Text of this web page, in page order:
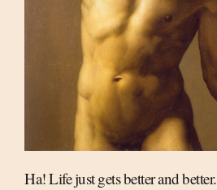
Ha! Life just gets better and better.